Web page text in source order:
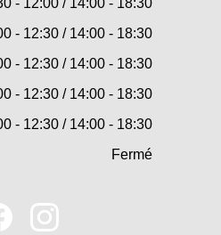
- 12:00 / 14:00 - 18:30
- 12:30 / 14:00 - 18:30
- 12:30 / 14:00 - 18:30
- 12:30 / 14:00 - 18:30
- 12:30 / 14:00 - 18:30
Fermé